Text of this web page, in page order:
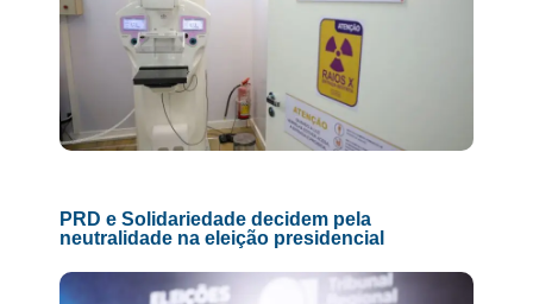
PRD e Solidariedade decidem pela
neutralidade na eleição presidencial